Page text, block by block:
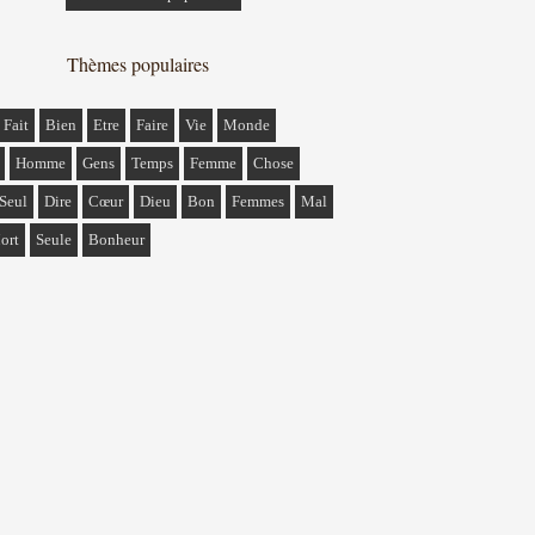
Thèmes populaires
Fait Bien Etre Faire Vie Monde
Homme Gens Temps Femme Chose
Seul Dire Cœur Dieu Bon Femmes Mal
Seule Bonheur